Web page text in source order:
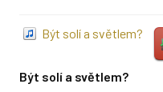
Být solí a světlem?
Být solí a světlem?